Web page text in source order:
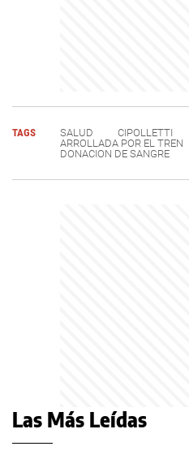
TAGS SALUD CIPOLLETTI
ARROLLADA POR EL TREN
DONACION DE SANGRE
Las Más Leídas